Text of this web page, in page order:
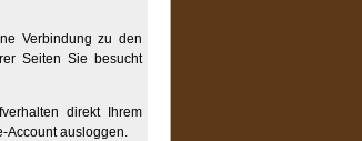
Verbindung zu den
Seiten Sie besucht
direkt Ihrem
ausloggen.